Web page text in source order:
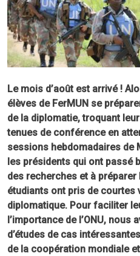
Le mois d’août est arrivé !
élèves de FerMUN se
de la diplomatie, troquant
tenues de conférence en
sessions hebdomadaires de
les présidents qui ont passé
des recherches et à
étudiants ont pris de courtes
diplomatique. Pour faciliter
l’importance de l’ONU,
d’études de cas
de la coopération mondiale